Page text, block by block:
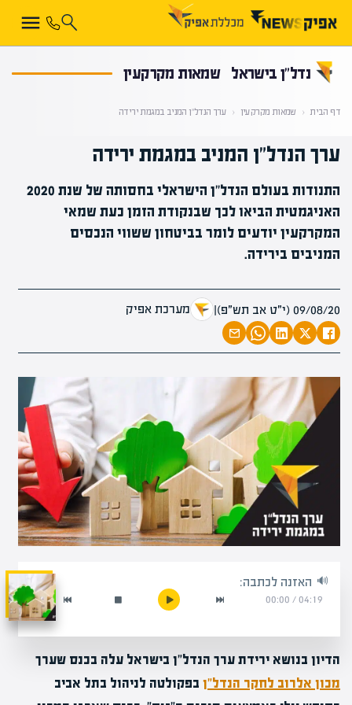
נדל”ן בישראל שמאות מקרקעין
דף הבית ‹ שמאות מקרקעין ‹ ערך הנדל"ן המניב במגמת ירידה
ערך הנדל"ן המניב במגמת ירידה
התנודות בעולם הנדל"ן הישראלי בחסותה של שנת 2020
האניגמטית הביאו לכך שבנקודת הזמן כעת שמאי
המקרקעין יודעים לומר בביטחון ששווי הנכסים
המניבים בירידה.
09/08/20 (י״ט אב תש״פ) | מערכת אפיק
האזנה לכתבה:
04:19
/
00:00
הדיון בנושא ירידת ערך הנדל"ן בישראל עלה בכנס שערך
מכון אלרוב לחקר הנדל"ן בפקולטה לניהול בתל אביב